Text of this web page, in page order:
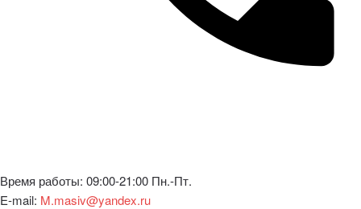
Время работы: 09:00-21:00 Пн.-Пт.
E-mail: M.masiv@yandex.ru